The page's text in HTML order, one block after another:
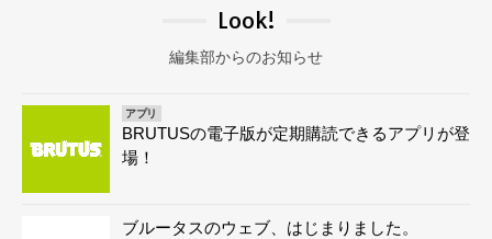
Look!
編集部からのお知らせ
アプリ
BRUTUSの電子版が定期購読できるアプリが登
場！
ブルータスのウェブ、はじまりました。